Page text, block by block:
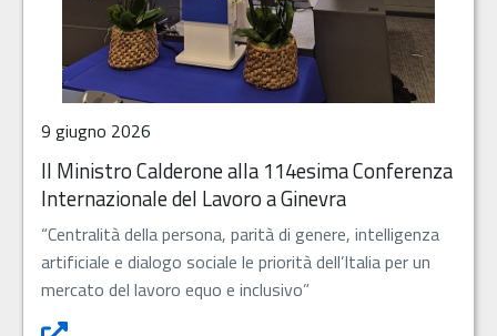
9 giugno 2026
Il Ministro Calderone alla 114esima Conferenza
Internazionale del Lavoro a Ginevra
“Centralità della persona, parità di genere, intelligenza
artificiale e dialogo sociale le priorità dell’Italia per un
mercato del lavoro equo e inclusivo”